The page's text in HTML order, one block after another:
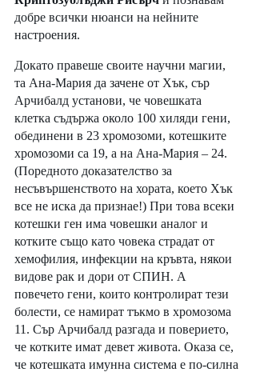
добре всички нюанси на нейните
настроения.
Докато правеше своите научни магии,
та Ана-Мария да зачене от Хък, сър
Арчибалд установи, че човешката
клетка съдържа около 100 хиляди гени,
обединени в 23 хромозоми, котешките
хромозоми са 19, а на Ана-Мария – 24.
(Поредното доказателство за
несъвършенството на хората, което Хък
все не иска да признае!) При това всеки
котешки ген има човешки аналог и
котките също като човека страдат от
хемофилия, инфекции на кръвта, някои
видове рак и дори от СПИН. А
повечето гени, които контролират тези
болести, се намират тъкмо в хромозома
11. Сър Арчибалд разгада и поверието,
че котките имат девет живота. Оказа се,
че котешката имунна система е по-силна